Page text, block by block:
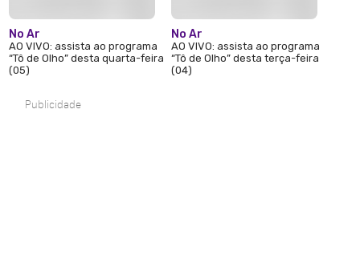
No Ar
AO VIVO: assista ao programa
“Tô de Olho” desta quarta-feira
(05)
No Ar
AO VIVO: assista ao programa
“Tô de Olho” desta terça-feira
(04)
Publicidade